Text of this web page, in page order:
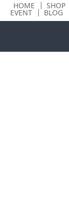
HOME SHOP
EVENT BLOG